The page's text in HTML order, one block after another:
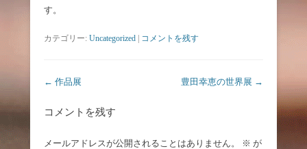
す。
カテゴリー: Uncategorized コメントを残す
投稿ナビゲーション
← 作品展 豊田幸恵の世界展 →
コメントを残す
メールアドレスが公開されることはありません。 ※ が